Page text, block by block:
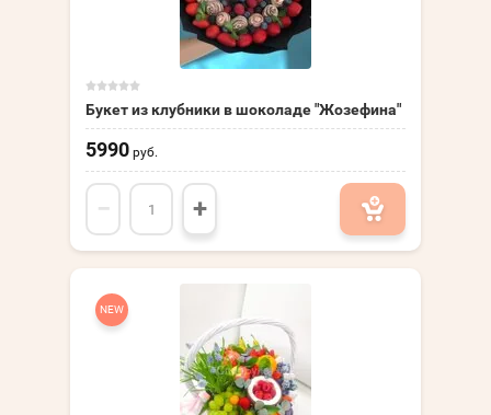
Букет из клубники в шоколаде "Жозефина"
5990 руб.
− +
NEW